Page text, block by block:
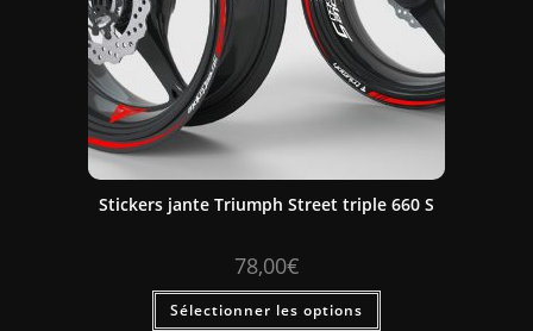
Stickers jante Triumph Street triple 660 S
78,00€
Sélectionner les options